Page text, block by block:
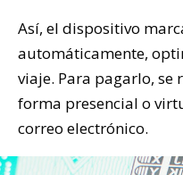
Así, el dispositivo
automáticamente,
viaje. Para pagarlo, se
forma presencial o
correo electrónico.